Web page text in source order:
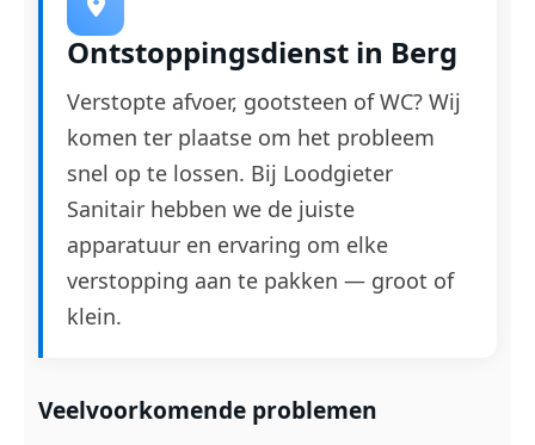
Ontstoppingsdienst in Berg
Verstopte afvoer, gootsteen of WC? Wij
komen ter plaatse om het probleem
snel op te lossen. Bij Loodgieter
Sanitair hebben we de juiste
apparatuur en ervaring om elke
verstopping aan te pakken — groot of
klein.
Veelvoorkomende problemen